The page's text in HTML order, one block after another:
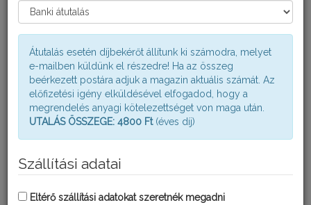
Kérdezd Fatudort!
KERTI KALENDÁRIUM
AUGUSZTUSI TEENDŐK KISKERTÜNKBEN
Átutalás esetén díjbekérőt állítunk ki számodra, melyet
e-mailben küldünk el részedre! Ha az összeg
beérkezett postára adjuk a magazin aktuális számát. Az
előfizetési igény elküldésével elfogadod, hogy a
megrendelés anyagi kötelezettséget von maga után.
UTALÁS ÖSSZEGE: 4800 Ft (éves díj)
Szállítási adatai
Eltérő szállítási adatokat szeretnék megadni